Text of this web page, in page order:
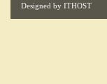
Designed by ITHOST